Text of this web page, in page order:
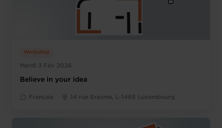
Mardi 3 Fév 2026
Workshop
Believe in your idea
Français 14 rue Erasme, L-1468 Luxembourg